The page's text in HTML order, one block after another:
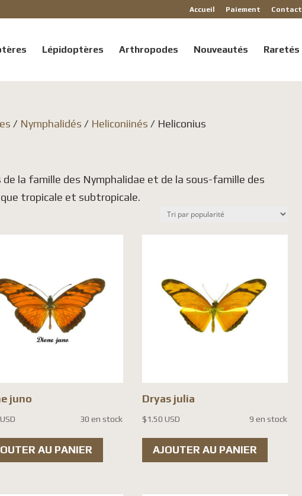
Accueil Paiement Contact
Lépidoptères Arthropodes Nouveautés Raretés
/ Nymphalidés / Heliconiinés / Heliconius
la famille des Nymphalidae et de la sous-famille des
tropicale et subtropicale.
juno
30 en stock
AU PANIER
Dryas julia
$1.50 USD 9 en stock
AJOUTER AU PANIER